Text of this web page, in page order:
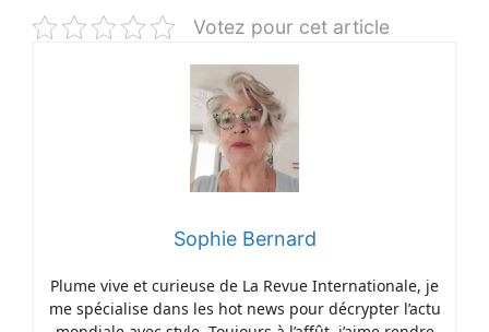
Votez pour cet article
Sophie Bernard
Plume vive et curieuse de La Revue Internationale, je
me spécialise dans les hot news pour décrypter l’actu